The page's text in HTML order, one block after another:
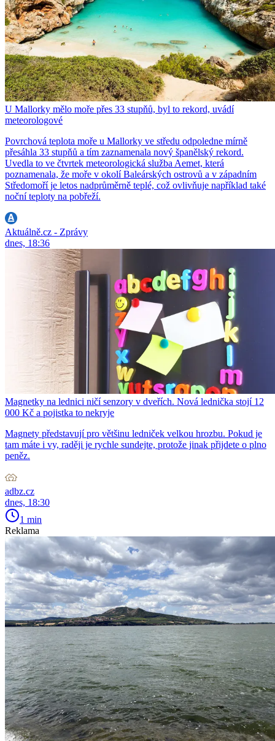
U Mallorky mělo moře přes 33 stupňů, byl to rekord, uvádí
meteorologové
Povrchová teplota moře u Mallorky ve středu odpoledne mírně
přesáhla 33 stupňů a tím zaznamenala nový španělský rekord.
Uvedla to ve čtvrtek meteorologická služba Aemet, která
poznamenala, že moře v okolí Baleárských ostrovů a v západním
Středomoří je letos nadprůměrně teplé, což ovlivňuje například také
noční teploty na pobřeží.
Aktuálně.cz - Zprávy
dnes, 18:36
Magnetky na lednici ničí senzory v dveřích. Nová lednička stojí 12
000 Kč a pojistka to nekryje
Magnety představují pro většinu ledniček velkou hrozbu. Pokud je
tam máte i vy, raději je rychle sundejte, protože jinak přijdete o plno
peněz.
adbz.cz
dnes, 18:30
1 min
Reklama